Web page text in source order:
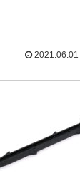
2021.06.01